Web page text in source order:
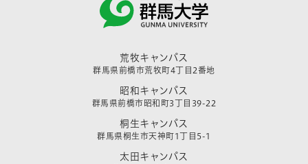
荒牧キャンパス
群馬県前橋市荒牧町4丁目2番地
昭和キャンパス
群馬県前橋市昭和町3丁目39-22
桐生キャンパス
群馬県桐生市天神町1丁目5-1
太田キャンパス